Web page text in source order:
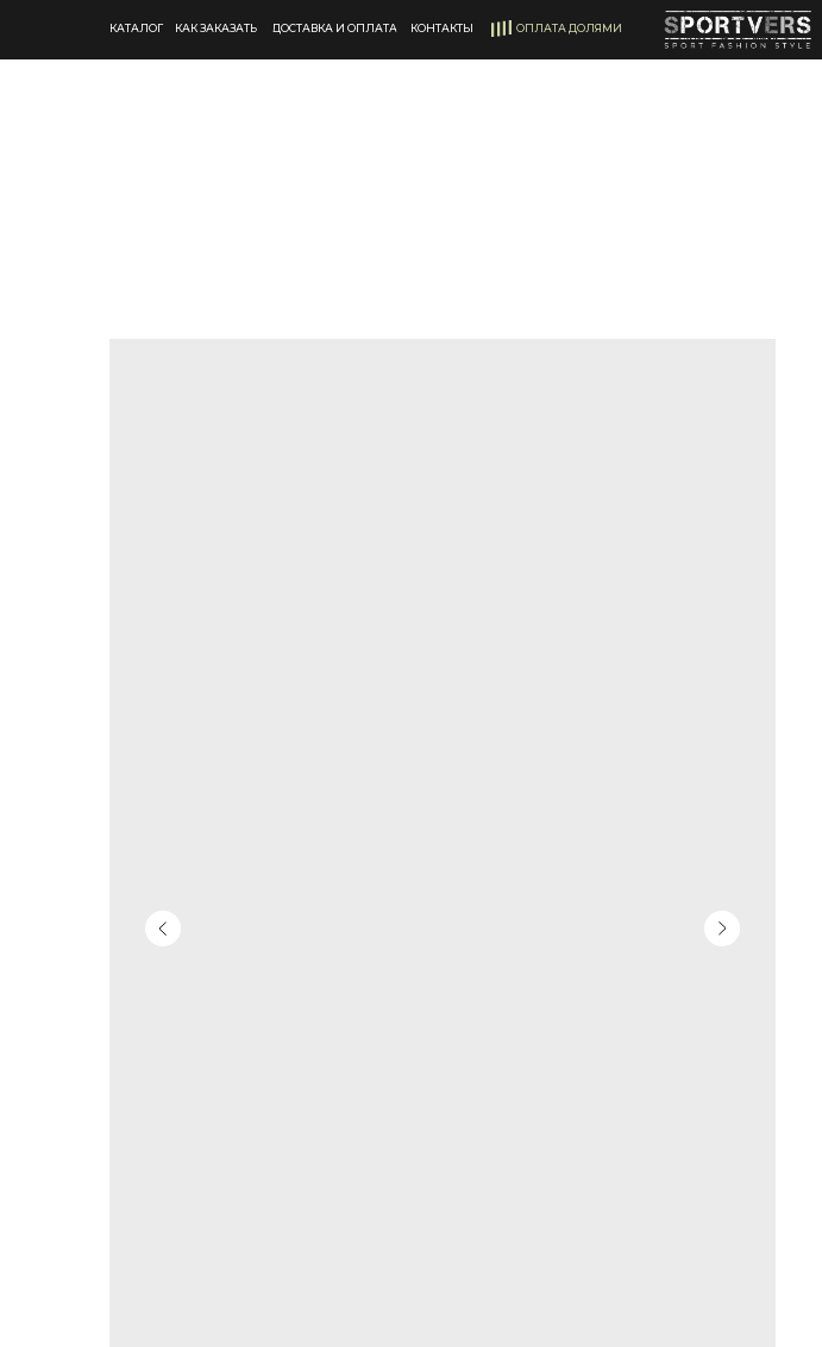
ОПЛАТА ДОЛЯМИ
КАТАЛОГ КАК ЗАКАЗАТЬ ДОСТАВКА И ОПЛАТА КОНТАКТЫ